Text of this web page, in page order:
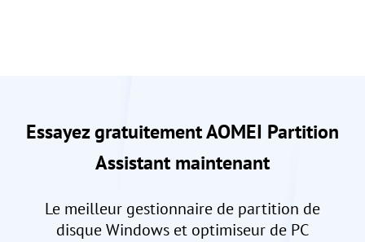
Essayez gratuitement AOMEI Partition
Assistant maintenant
Le meilleur gestionnaire de partition de
disque Windows et optimiseur de PC